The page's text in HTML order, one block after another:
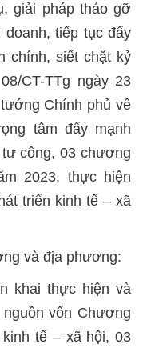
giải pháp tháo gỡ
doanh, tiếp tục đẩy
chính, siết chặt kỷ
CT-TTg ngày 23
Chính phủ về
tâm đẩy mạnh
công, 03 chương
2023, thực hiện
triển kinh tế – xã
và địa phương:
khai thực hiện và
vốn Chương
tế – xã hội, 03